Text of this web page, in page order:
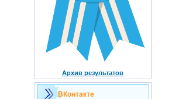
Архив результатов
ВКонтакте